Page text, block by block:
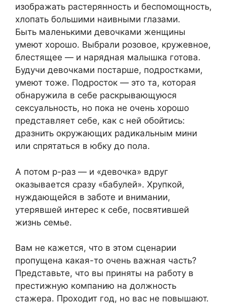
изображать растерянность и беспомощность,
хлопать большими наивными глазами.
Быть маленькими девочками женщины
умеют хорошо. Выбрали розовое, кружевное,
блестящее — и нарядная малышка готова.
Будучи девочками постарше, подростками,
умеют тоже. Подросток — это та, которая
обнаружила в себе раскрывающуюся
сексуальность, но пока не очень хорошо
представляет себе, как с ней обойтись:
дразнить окружающих радикальным мини
или спрятаться в юбку до пола.
А потом р-раз — и «девочка» вдруг
оказывается сразу «бабулей». Хрупкой,
нуждающейся в заботе и внимании,
утерявшей интерес к себе, посвятившей
жизнь семье.
Вам не кажется, что в этом сценарии
пропущена какая-то очень важная часть?
Представьте, что вы приняты на работу в
престижную компанию на должность
стажера. Проходит год, но вас не повышают.